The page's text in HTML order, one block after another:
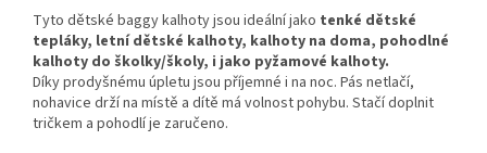
Tyto dětské baggy kalhoty jsou ideální jako tenké dětské
tepláky, letní dětské kalhoty, kalhoty na doma, pohodlné
kalhoty do školky/školy, i jako pyžamové kalhoty.
Díky prodyšnému úpletu jsou příjemné i na noc. Pás netlačí,
nohavice drží na místě a dítě má volnost pohybu. Stačí doplnit
tričkem a pohodlí je zaručeno.